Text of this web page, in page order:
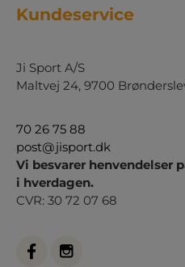
Kundeservice
Ji Sport A/S
Maltvej 24, 9700
70 26 75 88
post@jisport.dk
Vi besvarer henvendelser
i hverdagen.
CVR: 30 72 07 68